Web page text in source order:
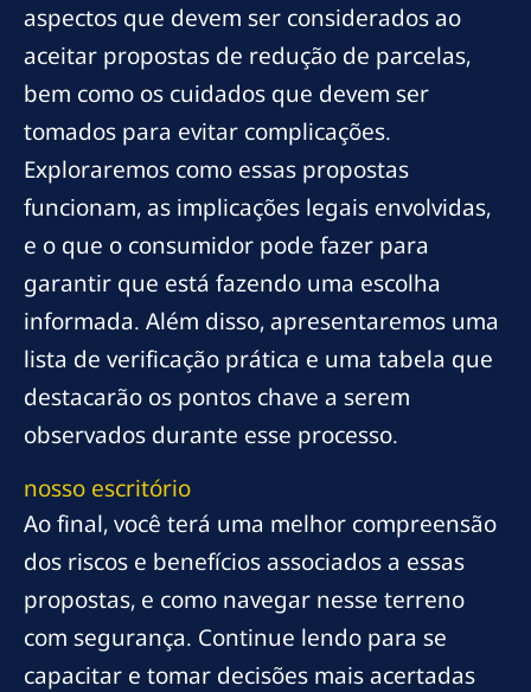
aspectos que devem ser considerados ao
aceitar propostas de redução de parcelas,
bem como os cuidados que devem ser
tomados para evitar complicações.
Exploraremos como essas propostas
funcionam, as implicações legais envolvidas,
e o que o consumidor pode fazer para
garantir que está fazendo uma escolha
informada. Além disso, apresentaremos uma
lista de verificação prática e uma tabela que
destacarão os pontos chave a serem
observados durante esse processo.
nosso escritório
Ao final, você terá uma melhor compreensão
dos riscos e benefícios associados a essas
propostas, e como navegar nesse terreno
com segurança. Continue lendo para se
capacitar e tomar decisões mais acertadas